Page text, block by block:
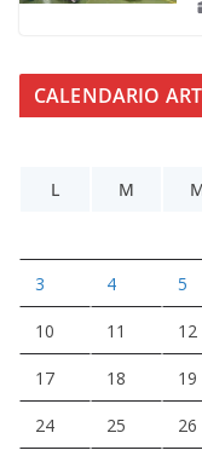
CALENDARIO
L
M
3 4 5
10 11 12
17 18 19
24 25 26